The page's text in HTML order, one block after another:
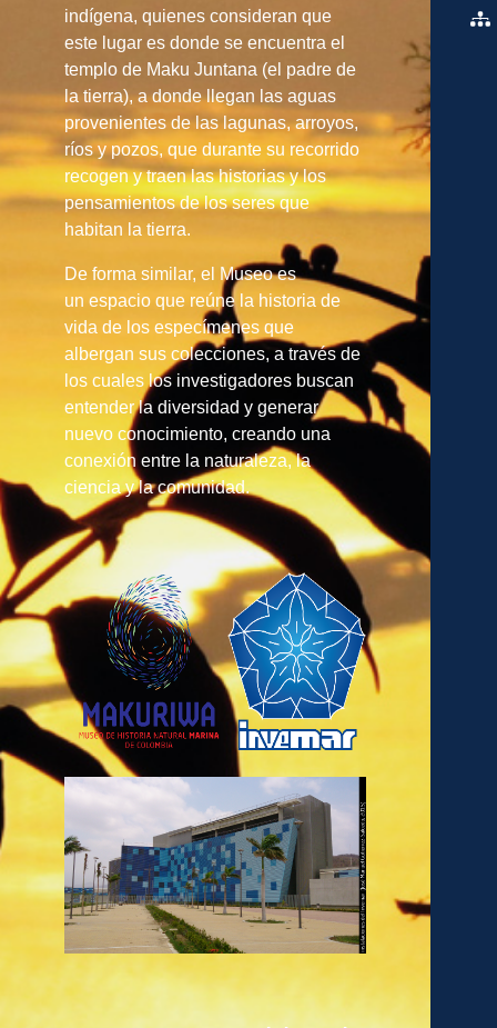
indígena, quienes consideran que
este lugar es donde se encuentra el
templo de Maku Juntana (el padre de
la tierra), a donde llegan las aguas
provenientes de las lagunas, arroyos,
ríos y pozos, que durante su recorrido
recogen y traen las historias y los
pensamientos de los seres que
habitan la tierra.
De forma similar, el Museo es
un espacio que reúne la historia de
vida de los especímenes que
albergan sus colecciones, a través de
los cuales los investigadores buscan
entender la diversidad y generar
nuevo conocimiento, creando una
conexión entre la naturaleza, la
ciencia y la comunidad.